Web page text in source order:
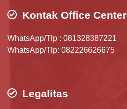
Kontak Office Center
WhatsApp/Tlp : 081328387221
WhatsApp/Tlp: 082226626675
Legalitas